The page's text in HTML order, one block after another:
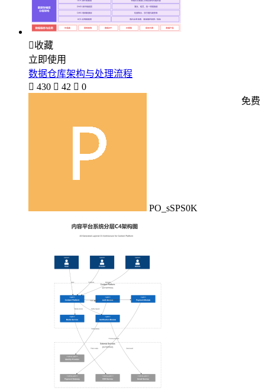
收藏
立即使用
数据仓库架构与处理流程
 430  42  0
PO_sSPS0K
免费